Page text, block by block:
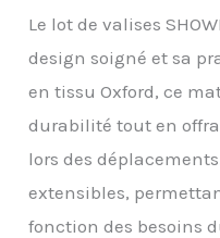
Le lot de valises
design soigné et sa
en tissu Oxford, ce
durabilité tout en
lors des
extensibles,
fonction des besoins